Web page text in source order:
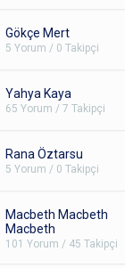
Gökçe Mert
5 Yorum / 0 Takipçi
Yahya Kaya
65 Yorum / 7 Takipçi
Rana Öztarsu
5 Yorum / 0 Takipçi
Macbeth Macbeth
Macbeth
101 Yorum / 45 Takipçi